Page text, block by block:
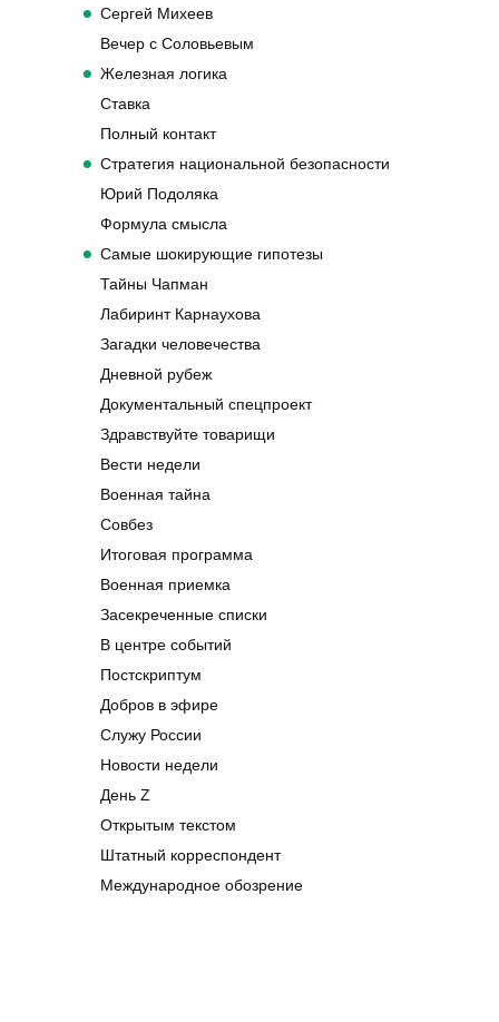
Сергей Михеев
Вечер с Соловьевым
Железная логика
Ставка
Полный контакт
Стратегия национальной безопасности
Юрий Подоляка
Формула смысла
Самые шокирующие гипотезы
Тайны Чапман
Лабиринт Карнаухова
Загадки человечества
Дневной рубеж
Документальный спецпроект
Здравствуйте товарищи
Вести недели
Военная тайна
Совбез
Итоговая программа
Военная приемка
Засекреченные списки
В центре событий
Постскриптум
Добров в эфире
Служу России
Новости недели
День Z
Открытым текстом
Штатный корреспондент
Международное обозрение